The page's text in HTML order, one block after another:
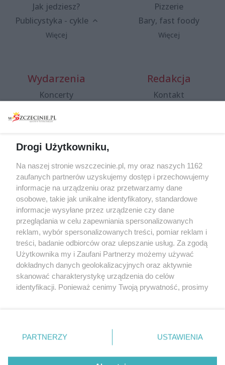
Jak jedziesz?
Publicystyka - cykle
Więcej
Pizzerie
Bary, fast foody
Więcej
Wydarzenia
Koncerty
Spacery i oprowadzania
targi
Wernisaże
Więcej
Redakcja
Kontakt
Specjalny koncert z okazji
20. urodzin portalu
wSzczecinie.pl
Regulamin konkursów
śniadaniówka "Hej
Szczecin! Jest piątek!"
Partnerzy
Praca Szczecin
© 2026 wSzczecinie.pl
Drogi Użytkowniku,
Na naszej stronie wszczecinie.pl, my oraz naszych 1162
zaufanych partnerów uzyskujemy dostęp i przechowujemy
informacje na urządzeniu oraz przetwarzamy dane
osobowe, takie jak unikalne identyfikatory, standardowe
informacje wysyłane przez urządzenie czy dane
przeglądania w celu zapewniania spersonalizowanych
reklam, wybór spersonalizowanych treści, pomiar reklam i
treści, badanie odbiorców oraz ulepszanie usług. Za zgodą
Użytkownika my i Zaufani Partnerzy możemy używać
dokładnych danych geolokalizacyjnych oraz aktywnie
skanować charakterystykę urządzenia do celów
identyfikacji. Ponieważ cenimy Twoją prywatność, prosimy
prywatności znajdujący się w lewym dolnym rogu strony
. Niektóre rodzaje przetwarzania danych nie wymagają
PARTNERZY USTAWIENIA